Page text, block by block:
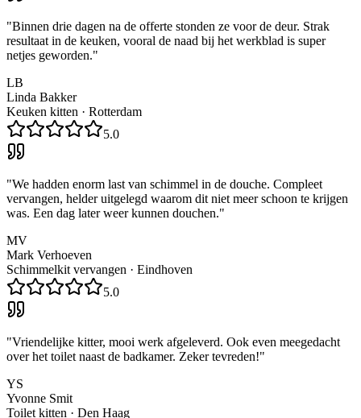
"Binnen drie dagen na de offerte stonden ze voor de deur. Strak
resultaat in de keuken, vooral de naad bij het werkblad is super
netjes geworden."
LB
Linda Bakker
Keuken kitten · Rotterdam
5.0
"We hadden enorm last van schimmel in de douche. Compleet
vervangen, helder uitgelegd waarom dit niet meer schoon te krijgen
was. Een dag later weer kunnen douchen."
MV
Mark Verhoeven
Schimmelkit vervangen · Eindhoven
5.0
"Vriendelijke kitter, mooi werk afgeleverd. Ook even meegedacht
over het toilet naast de badkamer. Zeker tevreden!"
YS
Yvonne Smit
Toilet kitten · Den Haag